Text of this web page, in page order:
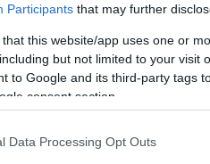
Participants that may further
that this website/app uses one or
but not limited to your visit
to Google and its third-party tags
consent section.
Data Processing Opt Outs
con la esperanza de
europeos. Los rojiblancos
Comunio y con precios
3.030.000)
catalán en el último mercado
marcó 3 goles y repartió 6